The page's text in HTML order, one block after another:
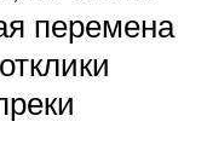
перемена